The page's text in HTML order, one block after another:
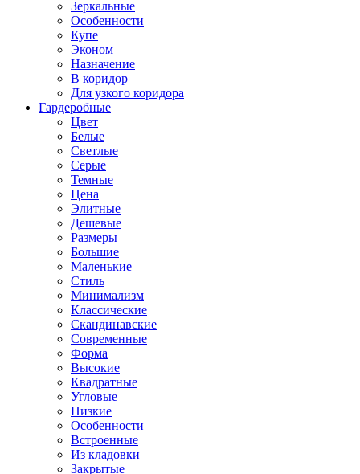
Зеркальные
Особенности
Купе
Эконом
Назначение
В коридор
Для узкого коридора
Гардеробные
Цвет
Белые
Светлые
Серые
Темные
Цена
Элитные
Дешевые
Размеры
Большие
Маленькие
Стиль
Минимализм
Классические
Скандинавские
Современные
Форма
Высокие
Квадратные
Угловые
Низкие
Особенности
Встроенные
Из кладовки
Закрытые